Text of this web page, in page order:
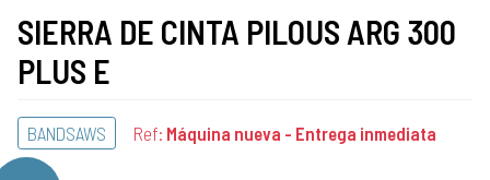
SIERRA DE CINTA PILOUS ARG 300
PLUS E
BANDSAWS Ref: Máquina nueva - Entrega inmediata